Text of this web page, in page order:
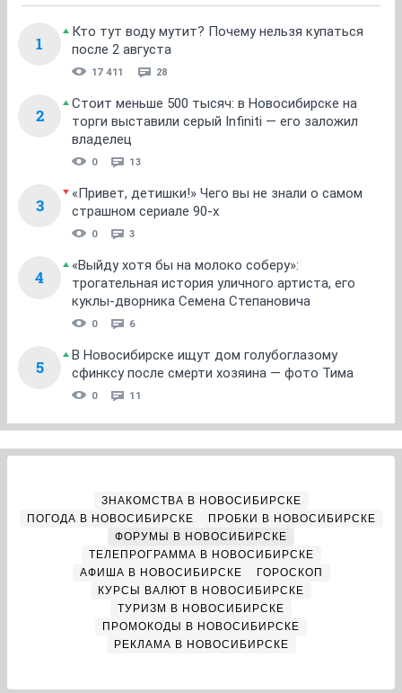
1
Кто тут воду мутит? Почему нельзя купаться
после 2 августа
17 411 28
2
Стоит меньше 500 тысяч: в Новосибирске на
торги выставили серый Infiniti — его заложил
владелец
0 13
3
«Привет, детишки!» Чего вы не знали о самом
страшном сериале 90-х
0 3
4
«Выйду хотя бы на молоко соберу»:
трогательная история уличного артиста, его
куклы-дворника Семена Степановича
0 6
5
В Новосибирске ищут дом голубоглазому
сфинксу после смерти хозяина — фото Тима
0 11
ЗНАКОМСТВА В НОВОСИБИРСКЕ
ПОГОДА В НОВОСИБИРСКЕ
ПРОБКИ В НОВОСИБИРСКЕ
ФОРУМЫ В НОВОСИБИРСКЕ
ТЕЛЕПРОГРАММА В НОВОСИБИРСКЕ
АФИША В НОВОСИБИРСКЕ
ГОРОСКОП
КУРСЫ ВАЛЮТ В НОВОСИБИРСКЕ
ТУРИЗМ В НОВОСИБИРСКЕ
ПРОМОКОДЫ В НОВОСИБИРСКЕ
РЕКЛАМА В НОВОСИБИРСКЕ